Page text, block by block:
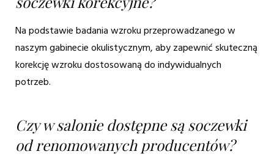
Na podstawie badania wzroku przeprowadzanego w
naszym gabinecie okulistycznym, aby zapewnić skuteczną
korekcję wzroku dostosowaną do indywidualnych
potrzeb.
Czy w salonie dostępne są soczewki
od renomowanych producentów?